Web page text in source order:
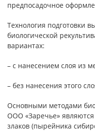
предпосадочное
Технология подготовки
биологической
вариантах:
– с нанесением слоя из
– без нанесения этого
Основными методами
ООО «Заречье»
злаков (пырейника